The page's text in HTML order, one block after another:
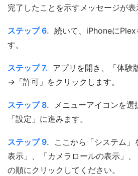
完了したことを示すメッセージが表
ステップ 6. 続いて、iPhoneにPlex
す。
ステップ 7. アプリを開き、「体験
→「許可」をクリックします。
ステップ 8.
メニューアイコンを選
「設定」に進みます。
ステップ 9.
ここから「システム
表示」、「カメラロールの表示」、
の順にクリックしてください。